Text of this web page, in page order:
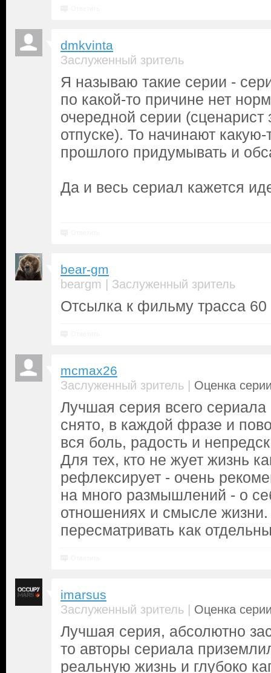
dmkvinta
Заслуженный зритель
Я называю такие серии -
по какой-то причине нет
очередной серии (сценарист
отпуске). То начинают
прошлого придумывать и
Да и весь сериал кажется
bear-gm
beargm | Заслуженный зритель
Отсылка к фильму трасса 60
mcmax26
Заслуженный зритель | Оценка
Лучшая серия всего
снято, в каждой фразе и
вся боль, радость и
Для тех, кто не жует жизнь
рефлексирует - очень
на много размышлений - о
отношениях и смысле
пересматривать как
imarsus
Заслуженный зритель | Оценка
Лучшая серия, абсолютно
то авторы сериала
реальную жизнь и глубоко